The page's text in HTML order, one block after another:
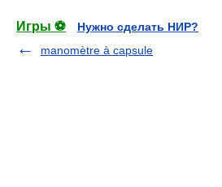
Игры ⚽
Нужно сделать НИР?
manomètre à capsule